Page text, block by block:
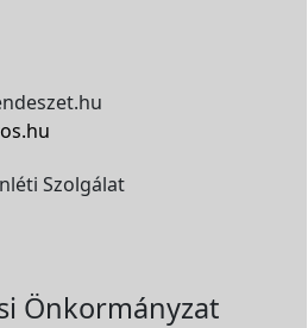
Szolgálat
Önkormányzat